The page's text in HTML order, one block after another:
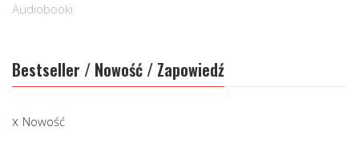
Audiobooki
Bestseller / Nowość / Zapowiedź
Nowość